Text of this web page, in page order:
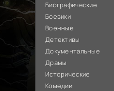
Биографические
Боевики
Военные
Детективы
Документальные
Драмы
Исторические
Комедии